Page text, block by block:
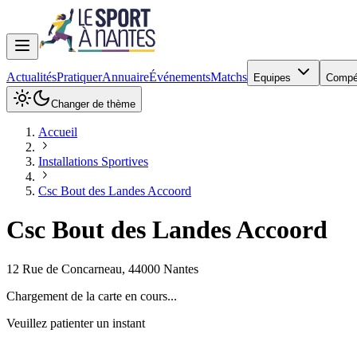
ActualitésPratiquerAnnuaireÉvénementsMatchs Equipes
Changer de thème
Accueil
Installations Sportives
Csc Bout des Landes Accoord
Csc Bout des Landes Accoord
12 Rue de Concarneau, 44000 Nantes
Chargement de la carte en cours...
Veuillez patienter un instant